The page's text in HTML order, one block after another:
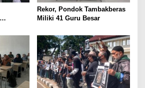
Rekor, Pondok Tambakberas
Miliki 41 Guru Besar